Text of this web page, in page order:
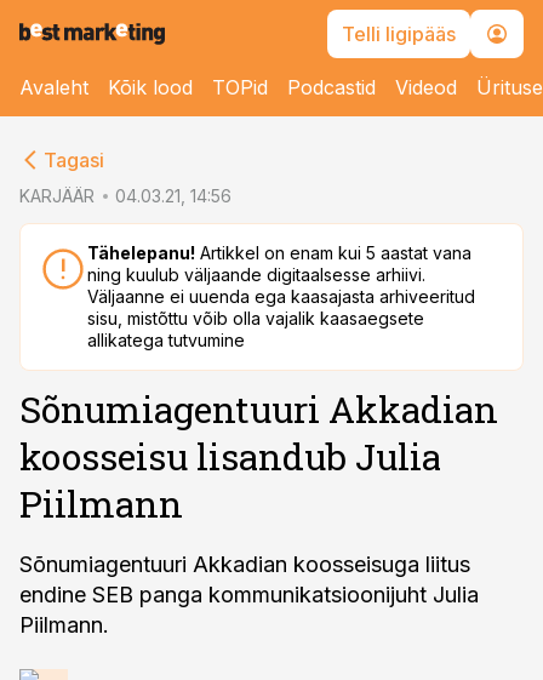
Telli ligipääs
Avaleht Kõik lood TOPid Podcastid Videod
Tagasi
KARJÄÄR 04.03.21, 14:56
Tähelepanu! Artikkel on enam kui 5 aastat vana
ning kuulub väljaande digitaalsesse arhiivi.
Väljaanne ei uuenda ega kaasajasta arhiveeritud
sisu, mistõttu võib olla vajalik kaasaegsete
allikatega tutvumine
Sõnumiagentuuri Akkadian
koosseisu lisandub Julia
Piilmann
Sõnumiagentuuri Akkadian koosseisuga liitus
endine SEB panga kommunikatsioonijuht Julia
Piilmann.